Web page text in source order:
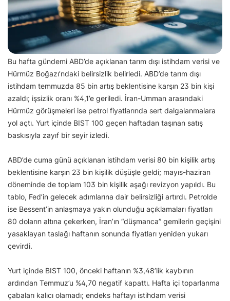
Bu hafta gündemi ABD’de açıklanan tarım dışı istihdam verisi ve
Hürmüz Boğazı’ndaki belirsizlik belirledi. ABD’de tarım dışı
istihdam temmuzda 85 bin artış beklentisine karşın 23 bin kişi
azaldı; işsizlik oranı %4,1’e geriledi. İran-Umman arasındaki
Hürmüz görüşmeleri ise petrol fiyatlarında sert dalgalanmalara
yol açtı. Yurt içinde BIST 100 geçen haftadan taşınan satış
baskısıyla zayıf bir seyir izledi.
ABD’de cuma günü açıklanan istihdam verisi 80 bin kişilik artış
beklentisine karşın 23 bin kişilik düşüşle geldi; mayıs-haziran
döneminde de toplam 103 bin kişilik aşağı revizyon yapıldı. Bu
tablo, Fed’in gelecek adımlarına dair belirsizliği artırdı. Petrolde
ise Bessent’in anlaşmaya yakın olunduğu açıklamaları fiyatları
80 doların altına çekerken, İran’ın “düşmanca” gemilerin geçişini
yasaklayan taslağı haftanın sonunda fiyatları yeniden yukarı
çevirdi.
Yurt içinde BIST 100, önceki haftanın %3,48’lik kaybının
ardından Temmuz’u %4,70 negatif kapattı. Hafta içi toparlanma
çabaları kalıcı olamadı; endeks haftayı istihdam verisi